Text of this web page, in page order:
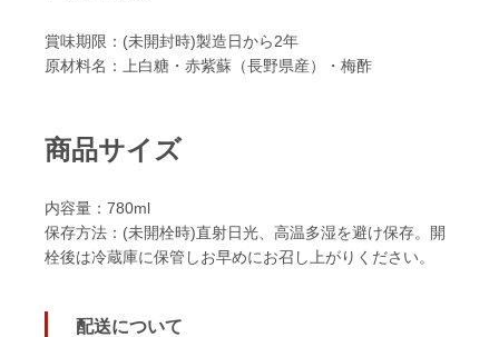
賞味期限：(未開封時)製造日から2年
原材料名：上白糖・赤紫蘇（長野県産）・梅酢
商品サイズ
内容量：780ml
保存方法：(未開栓時)直射日光、高温多湿を避け保存。開
栓後は冷蔵庫に保管しお早めにお召し上がりください。
配送について